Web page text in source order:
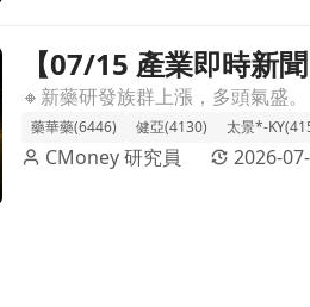
研發族群大漲，藥華藥漲停領軍
【07/15 產業即時新
盤面焦點
藥華藥(6446)
健亞(4130) 太景*-
CMoney 研究員 2026-